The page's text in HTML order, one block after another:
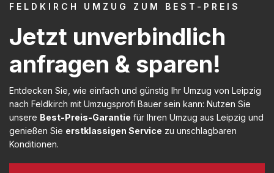
FELDKIRCH UMZUG ZUM BEST-PREIS
Jetzt unverbindlich
anfragen & sparen!
Entdecken Sie, wie einfach und günstig Ihr Umzug von Leipzig
nach Feldkirch mit Umzugsprofi Bauer sein kann: Nutzen Sie
unsere Best-Preis-Garantie für Ihren Umzug aus Leipzig und
genießen Sie erstklassigen Service zu unschlagbaren
Konditionen.